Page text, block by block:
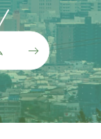
様からの設備不具
ムのご依頼などの
吹き抜けにした
かなり...
ョンから建物解
ご相談...
既存のコ
サッシに変更、
ーリ...